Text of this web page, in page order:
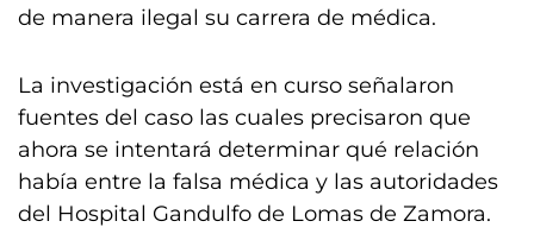
de manera ilegal su carrera de médica.
La investigación está en curso señalaron
fuentes del caso las cuales precisaron que
ahora se intentará determinar qué relación
había entre la falsa médica y las autoridades
del Hospital Gandulfo de Lomas de Zamora.